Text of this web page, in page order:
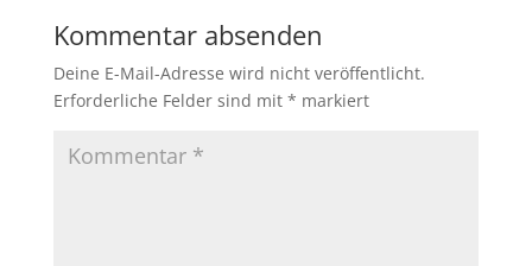
Kommentar absenden
Deine E-Mail-Adresse wird nicht veröffentlicht.
Erforderliche Felder sind mit * markiert